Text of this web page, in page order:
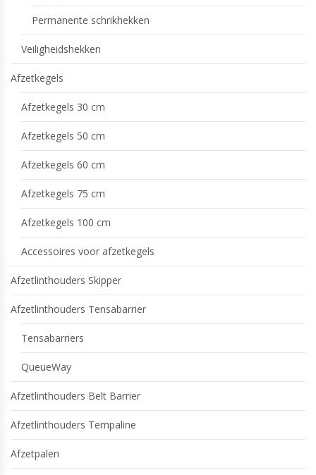
Permanente schrikhekken
Veiligheidshekken
Afzetkegels
Afzetkegels 30 cm
Afzetkegels 50 cm
Afzetkegels 60 cm
Afzetkegels 75 cm
Afzetkegels 100 cm
Accessoires voor afzetkegels
Afzetlinthouders Skipper
Afzetlinthouders Tensabarrier
Tensabarriers
QueueWay
Afzetlinthouders Belt Barrier
Afzetlinthouders Tempaline
Afzetpalen